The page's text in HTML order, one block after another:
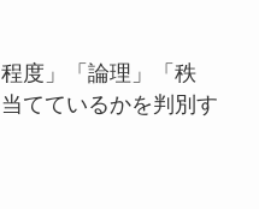
度」「論理」「秩
てているかを判別す